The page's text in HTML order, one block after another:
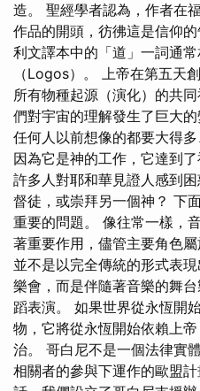
造。 聖經學者認為，作者在
作品的開頭，彷彿這是信仰
利文譯本中的「道」一詞通
（Logos）。 上帝在第五天
所有物種起源（演化）的共
們對宇宙的理解發生了巨大
任何人以前想像的都要大得多
因為它是神的工作，它達到
許多人對耶和華見證人感到
督徒，或崇拜另一個神？ 下
重要的問題。 像往常一樣，
著重要作用，儘管主要角色
並不是以完全傳統的形式表
樂會，而是伴隨著音樂的舞
蹈表演。 如果世界從永恆開
物，它將從永恆開始依賴上
治。 哥白尼不是一個法律實
相關者的參與下運作的歐盟